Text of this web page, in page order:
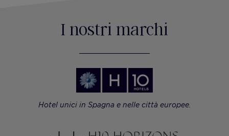
I nostri marchi
Hotel unici in Spagna e nelle città europee.